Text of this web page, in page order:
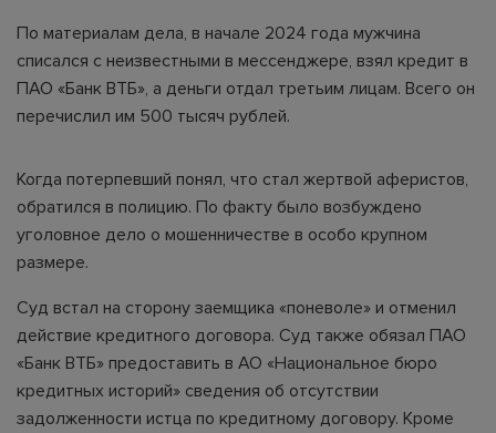
По материалам дела, в начале 2024 года мужчина
списался с неизвестными в мессенджере, взял кредит в
ПАО «Банк ВТБ», а деньги отдал третьим лицам. Всего он
перечислил им 500 тысяч рублей.
Когда потерпевший понял, что стал жертвой аферистов,
обратился в полицию. По факту было возбуждено
уголовное дело о мошенничестве в особо крупном
размере.
Суд встал на сторону заемщика «поневоле» и отменил
действие кредитного договора. Суд также обязал ПАО
«Банк ВТБ» предоставить в АО «Национальное бюро
кредитных историй» сведения об отсутствии
задолженности истца по кредитному договору. Кроме